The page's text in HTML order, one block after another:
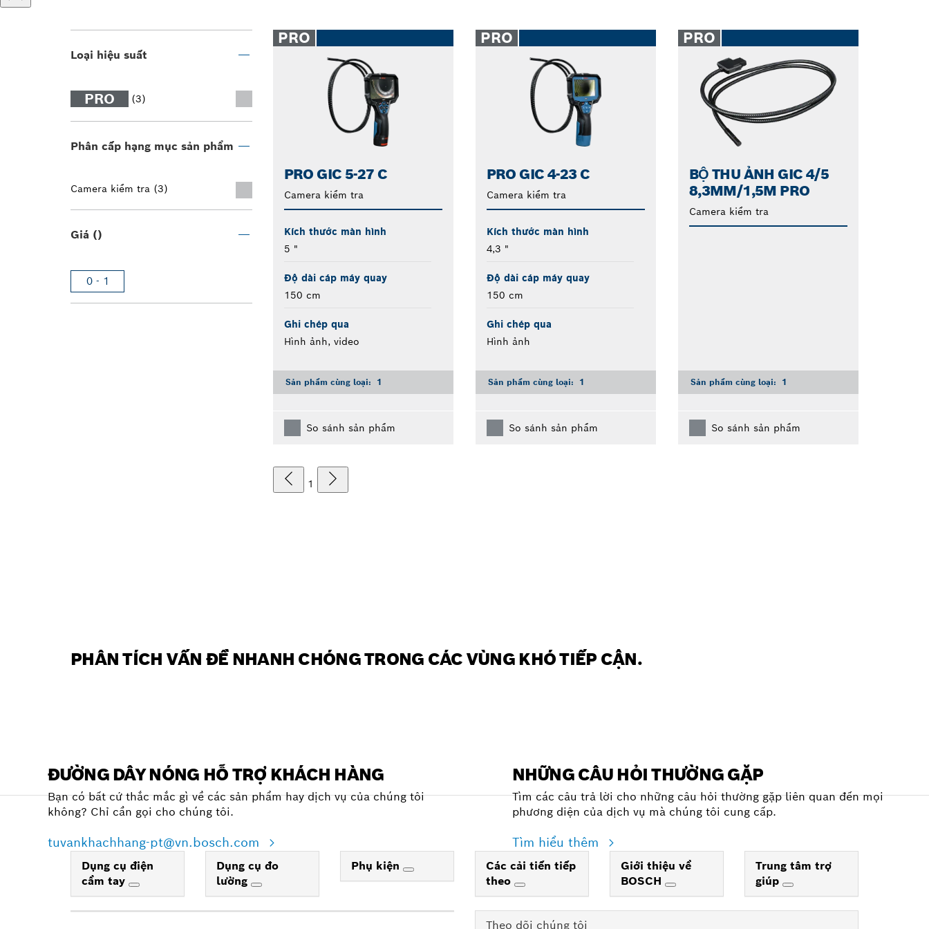
Loại hiệu suất
PRO (3)
Phân cấp hạng mục sản phẩm
Camera kiểm tra (3)
Giá ()
0 - 1
PRO
PRO GIC 5-27 C
Camera kiểm tra
Kích thước màn hình
5 "
Độ dài cáp máy quay
150 cm
Ghi chép qua
Hình ảnh, video
Sản phẩm cùng loại: 1
So sánh sản phẩm
PRO
PRO GIC 4-23 C
Camera kiểm tra
Kích thước màn hình
4,3 "
Độ dài cáp máy quay
150 cm
Ghi chép qua
Hình ảnh
Sản phẩm cùng loại: 1
So sánh sản phẩm
PRO
BỘ THU ẢNH GIC 4/5
8,3MM/1,5M PRO
Camera kiểm tra
Sản phẩm cùng loại: 1
So sánh sản phẩm
1
PHÂN TÍCH VẤN ĐỀ NHANH CHÓNG TRONG CÁC VÙNG KHÓ TIẾP CẬN.
ĐƯỜNG DÂY NÓNG HỖ TRỢ KHÁCH HÀNG
Bạn có bất cứ thắc mắc gì về các sản phẩm hay dịch vụ của chúng tôi
không? Chỉ cần gọi cho chúng tôi.
tuvankhachhang-pt@vn.bosch.com
NHỮNG CÂU HỎI THƯỜNG GẶP
Tìm các câu trả lời cho những câu hỏi thường gặp liên quan đến mọi
phương diện của dịch vụ mà chúng tôi cung cấp.
Tìm hiểu thêm
Dụng cụ điện
cầm tay
Dụng cụ đo
lường
Phụ kiện
Các cải tiến tiếp
theo
Giới thiệu về
BOSCH
Trung tâm trợ
giúp
Theo dõi chúng tôi